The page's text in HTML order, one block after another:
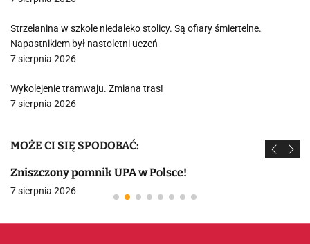
Strzelanina w szkole niedaleko stolicy. Są ofiary śmiertelne.
Napastnikiem był nastoletni uczeń
7 sierpnia 2026
Wykolejenie tramwaju. Zmiana tras!
7 sierpnia 2026
MOŻE CI SIĘ SPODOBAĆ:
Zniszczony pomnik UPA w Polsce!
7 sierpnia 2026